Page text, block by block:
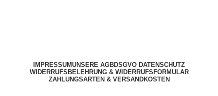
IMPRESSUMUNSERE AGBDSGVO DATENSCHUTZ
WIDERRUFSBELEHRUNG & WIDERRUFSFORMULAR
ZAHLUNGSARTEN & VERSANDKOSTEN